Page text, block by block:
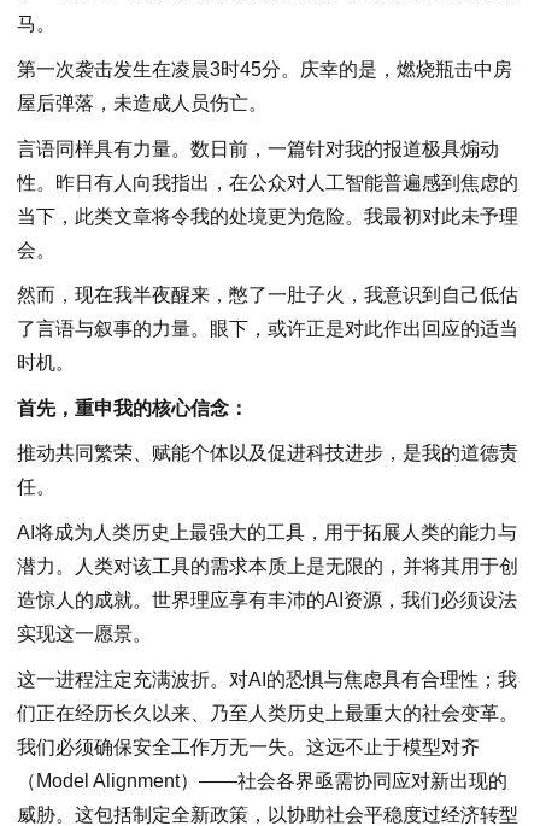
马。
第一次袭击发生在凌晨3时45分。庆幸的是，燃烧瓶击中房
屋后弹落，未造成人员伤亡。
言语同样具有力量。数日前，一篇针对我的报道极具煽动
性。昨日有人向我指出，在公众对人工智能普遍感到焦虑的
当下，此类文章将令我的处境更为危险。我最初对此未予理
会。
然而，现在我半夜醒来，憋了一肚子火，我意识到自己低估
了言语与叙事的力量。眼下，或许正是对此作出回应的适当
时机。
首先，重申我的核心信念：
推动共同繁荣、赋能个体以及促进科技进步，是我的道德责
任。
AI将成为人类历史上最强大的工具，用于拓展人类的能力与
潜力。人类对该工具的需求本质上是无限的，并将其用于创
造惊人的成就。世界理应享有丰沛的AI资源，我们必须设法
实现这一愿景。
这一进程注定充满波折。对AI的恐惧与焦虑具有合理性；我
们正在经历长久以来、乃至人类历史上最重大的社会变革。
我们必须确保安全工作万无一失。这远不止于模型对齐
（Model Alignment）——社会各界亟需协同应对新出现的
威胁。这包括制定全新政策，以协助社会平稳度过经济转型